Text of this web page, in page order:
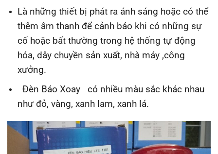
Là những thiết bị phát ra ánh sáng hoặc có thể
thêm âm thanh để cảnh báo khi có những sự
cố hoặc bất thường trong hệ thống tự động
hóa, dây chuyền sản xuất, nhà máy ,công
xưởng.
Đèn Báo Xoay
có nhiều màu sắc khác nhau
như đỏ, vàng, xanh lam, xanh lá.